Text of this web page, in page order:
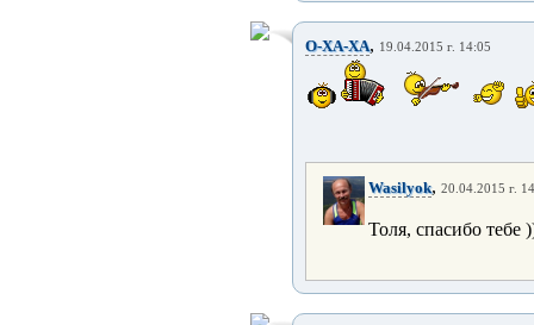
O-XA-XA, 19.04.2015 г. 14:05
Wasilyok, 20.04.2015 г.
Толя, спасибо тебе